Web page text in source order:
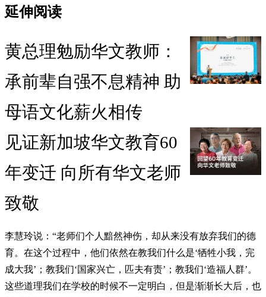
延伸阅读
黄总理勉励华文教师：
承前辈自强不息精神 助
母语文化薪火相传
见证新加坡华文教育60
年变迁 向所有华文老师
致敬
李慧玲说：“老师们个人黯然神伤，却从来没有放弃我们的德
育。在这个过程中，他们依然在教我们什么是‘牺牲小我，完
成大我’；教我们‘国家兴亡，匹夫有责’；教我们‘造福人群’。
这些道理我们在学校的时候不一定明白，但是渐渐长大后，也